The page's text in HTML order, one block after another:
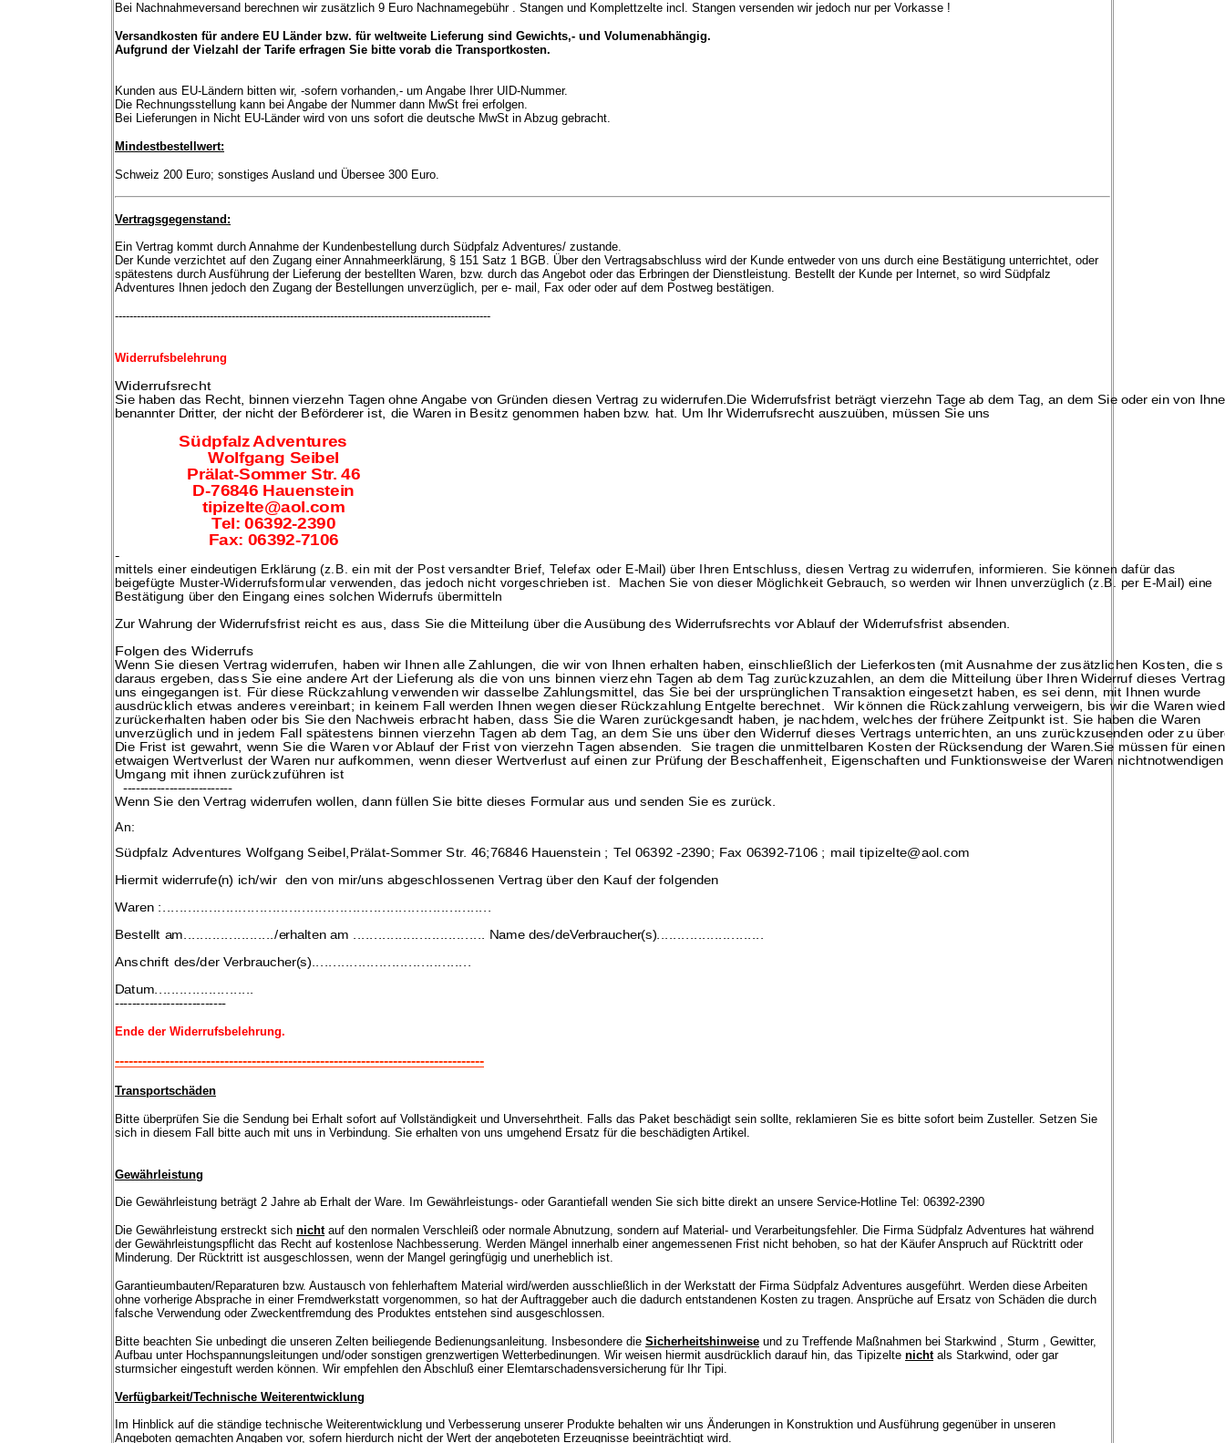
Bei Nachnahmeversand berechnen wir zusätzlich 9 Euro Nachnamegebühr . Stangen und Komplettzelte incl. Stangen versenden wir jedoch nur per Vorkasse !
Versandkosten für andere EU Länder bzw. für weltweite Lieferung sind Gewichts,- und Volumenabhängig.
Aufgrund der Vielzahl der Tarife erfragen Sie bitte vorab die Transportkosten.
Kunden aus EU-Ländern bitten wir, -sofern vorhanden,- um Angabe Ihrer UID-Nummer.
Die Rechnungsstellung kann bei Angabe der Nummer dann MwSt frei erfolgen.
Bei Lieferungen in Nicht EU-Länder wird von uns sofort die deutsche MwSt in Abzug gebracht.
Mindestbestellwert:
Schweiz 200 Euro; sonstiges Ausland und Übersee 300 Euro.
Vertragsgegenstand:
Ein Vertrag kommt durch Annahme der Kundenbestellung durch Südpfalz Adventures/ zustande.
Der Kunde verzichtet auf den Zugang einer Annahmeerklärung, § 151 Satz 1 BGB. Über den Vertragsabschluss wird der Kunde entweder von uns durch eine Bestätigung unterrichtet, oder
spätestens durch Ausführung der Lieferung der bestellten Waren, bzw. durch das Angebot oder das Erbringen der Dienstleistung. Bestellt der Kunde per Internet, so wird Südpfalz
Adventures Ihnen jedoch den Zugang der Bestellungen unverzüglich, per e- mail, Fax oder oder auf dem Postweg bestätigen.
-------------------------------------------------------------------------------------------------------
Widerrufsbelehrung
Widerrufsrecht
Sie haben das Recht, binnen vierzehn Tagen ohne Angabe von Gründen diesen Vertrag zu widerrufen. Die Widerrufsfrist beträgt vierzehn Tage ab dem Tag, an dem Sie oder ein von
benannter Dritter, der nicht der Beförderer ist, die Waren in Besitz genommen haben bzw. hat. Um Ihr Widerrufsrecht auszuüben, müssen Sie uns
Südpfalz Adventures
Wolfgang Seibel
Prälat-Sommer Str. 46
D-76846 Hauenstein
tipizelte@aol.com
Tel: 06392-2390
Fax: 06392-7106
-
mittels einer eindeutigen Erklärung (z.B. ein mit der Post versandter Brief, Telefax oder E-Mail) über Ihren Entschluss, diesen Vertrag zu widerrufen, informieren. Sie können dafür das
beigefügte Muster-Widerrufsformular verwenden, das jedoch nicht vorgeschrieben ist.
Machen Sie von dieser Möglichkeit Gebrauch, so werden wir Ihnen unverzüglich (z.B. per E-Mail) eine
Bestätigung über den Eingang eines solchen Widerrufs übermitteln
Zur Wahrung der Widerrufsfrist reicht es aus, dass Sie die Mitteilung über die Ausübung des Widerrufsrechts vor Ablauf derWiderrufsfrist absenden.
Folgen des Widerrufs
Wenn Sie diesen Vertrag widerrufen, haben wir Ihnen alle Zahlungen, die wir von Ihnen erhalten haben, einschließlich der Lieferkosten (mit Ausnahme der zusätzlichen Kosten, die
daraus ergeben, dass Sie eine andere Art der Lieferung als die von uns binnen vierzehn Tagen ab dem Tag zurückzuzahlen, an dem die Mitteilung über Ihren Widerruf dieses
uns eingegangen ist. Für diese Rückzahlungverwenden wir dasselbe Zahlungsmittel, das Sie bei der ursprünglichen Transaktion eingesetzt haben, es sei denn, mit Ihnen wurde
ausdrücklich etwas anderes vereinbart; in keinem Fall werden Ihnen wegen dieser Rückzahlung Entgelte berechnet. Wir können die Rückzahlung verweigern, bis wir die Waren
zurückerhalten haben oder bis Sie den Nachweis erbracht haben, dass Sie die Waren zurückgesandt haben, je nachdem, welches der frühere Zeitpunkt ist. Sie haben die Waren
unverzüglich und in jedem Fall spätestens binnen vierzehn Tagen ab dem Tag, an dem Sie uns über denWiderruf dieses Vertrags unterrichten, an uns zurückzusenden oder zu
Die Frist ist gewahrt, wenn Sie die Waren vor Ablauf der Frist von vierzehn Tagen absenden. Sie tragen die unmittelbaren Kosten der Rücksendung der Waren.Sie müssen für einen
etwaigen Wertverlust der Waren nur aufkommen, wenn dieser Wertverlust auf einen zur Prüfung derBeschaffenheit, Eigenschaften und Funktionsweise der Waren nichtnotwendigen
Umgang mit ihnen zurückzuführen ist
--------------------------
Wenn Sie den Vertrag widerrufen wollen, dann füllen Sie bitte dieses Formular aus und senden Sie es zurück.
An:
Südpfalz Adventures Wolfgang Seibel,Prälat-Sommer Str. 46;76846 Hauenstein ; Tel 06392 -2390; Fax 06392-7106 ; mail tipizelte@aol.com
Hiermit widerrufe(n) ich/wir den von mir/uns abgeschlossenen Vertrag über den Kauf der folgenden
Waren :..............................................................................
Bestellt am....................../erhalten am ................................ Name des/deVerbraucher(s)..........................
Anschrift des/der Verbraucher(s)......................................
Datum........................
--------------------------
Ende der Widerrufsbelehrung.
---------------------------------------------------------------------------------
Transportschäden
Bitte überprüfen Sie die Sendung bei Erhalt sofort auf Vollständigkeit und Unversehrtheit. Falls das Paket beschädigt sein sollte, reklamieren Sie es bitte sofort beim Zusteller. Setzen Sie
sich in diesem Fall bitte auch mit uns in Verbindung. Sie erhalten von uns umgehend Ersatz für die beschädigten Artikel.
Gewährleistung
Die Gewährleistung beträgt 2 Jahre ab Erhalt der Ware. Im Gewährleistungs- oder Garantiefall wenden Sie sich bitte direkt an unsere Service-Hotline Tel: 06392-2390
Die Gewährleistung erstreckt sich nichtauf den normalen Verschleiß oder normale Abnutzung, sondern auf Material- und Verarbeitungsfehler. Die Firma Südpfalz Adventures hat während
der Gewährleistungspflicht das Recht auf kostenlose Nachbesserung. Werden Mängel innerhalb einer angemessenen Frist nicht behoben, so hat der Käufer Anspruch auf Rücktritt oder
Minderung. Der Rücktritt ist ausgeschlossen, wenn der Mangel geringfügig und unerheblich ist.
Garantieumbauten/Reparaturen bzw. Austausch von fehlerhaftem Material wird/werden ausschließlich in der Werkstatt der Firma Südpfalz Adventures ausgeführt. Werden diese Arbeiten
ohne vorherige Absprache in einer Fremdwerkstatt vorgenommen, so hat der Auftraggeber auch die dadurch entstandenen Kosten zu tragen. Ansprüche auf Ersatz von Schäden die durch
falsche Verwendung oder Zweckentfremdung des Produktes entstehen sind ausgeschlossen.
Bitte beachten Sie unbedingt die unseren Zelten beiliegende Bedienungsanleitung. Insbesondere die Sicherheitshinweise und zu Treffende Maßnahmen bei Starkwind , Sturm , Gewitter,
Aufbau unter Hochspannungsleitungen und/oder sonstigen grenzwertigen Wetterbedinungen. Wir weisen hiermit ausdrücklich darauf hin, das Tipizelte nichtals Starkwind, oder gar
sturmsicher eingestuft werden können. Wir empfehlen den Abschluß einer Elemtarschadensversicherung für Ihr Tipi.
Verfügbarkeit/Technische Weiterentwicklung
Im Hinblick auf die ständige technische Weiterentwicklung und Verbesserung unserer Produkte behalten wir uns Änderungen in Konstruktion und Ausführung gegenüber in unseren
Angeboten gemachten Angaben vor, sofern hierdurch nicht der Wert der angeboteten Erzeugnisse beeinträchtigt wird.